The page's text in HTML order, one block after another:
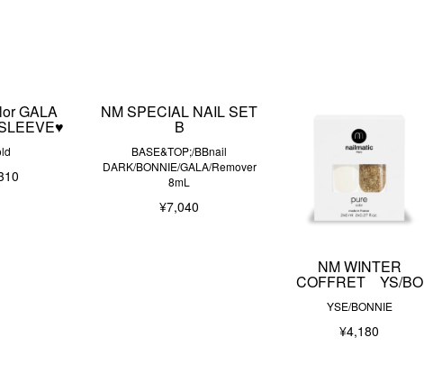
GALA NM SPECIAL NAIL SET
B
BASE&TOP;/BBnail
DARK/BONNIE/GALA/Remover
8mL
¥7,040
NM WINTER
COFFRET YS/BO
YSE/BONNIE
¥4,180